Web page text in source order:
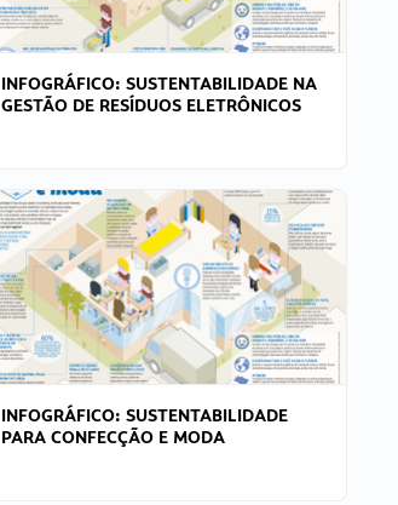
INFOGRÁFICO: SUSTENTABILIDADE NA
GESTÃO DE RESÍDUOS ELETRÔNICOS
INFOGRÁFICO: SUSTENTABILIDADE
PARA CONFECÇÃO E MODA